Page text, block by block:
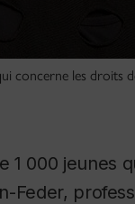
concerne les droits
1 000 jeunes
Feder,